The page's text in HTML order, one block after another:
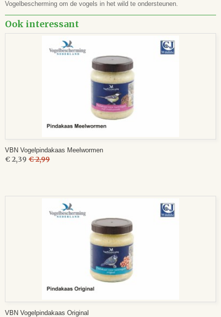
Vogelbescherming om de vogels in het wild te ondersteunen.
Ook interessant
VBN Vogelpindakaas Meelwormen
€ 2,39 € 2,99
VBN Vogelpindakaas Original